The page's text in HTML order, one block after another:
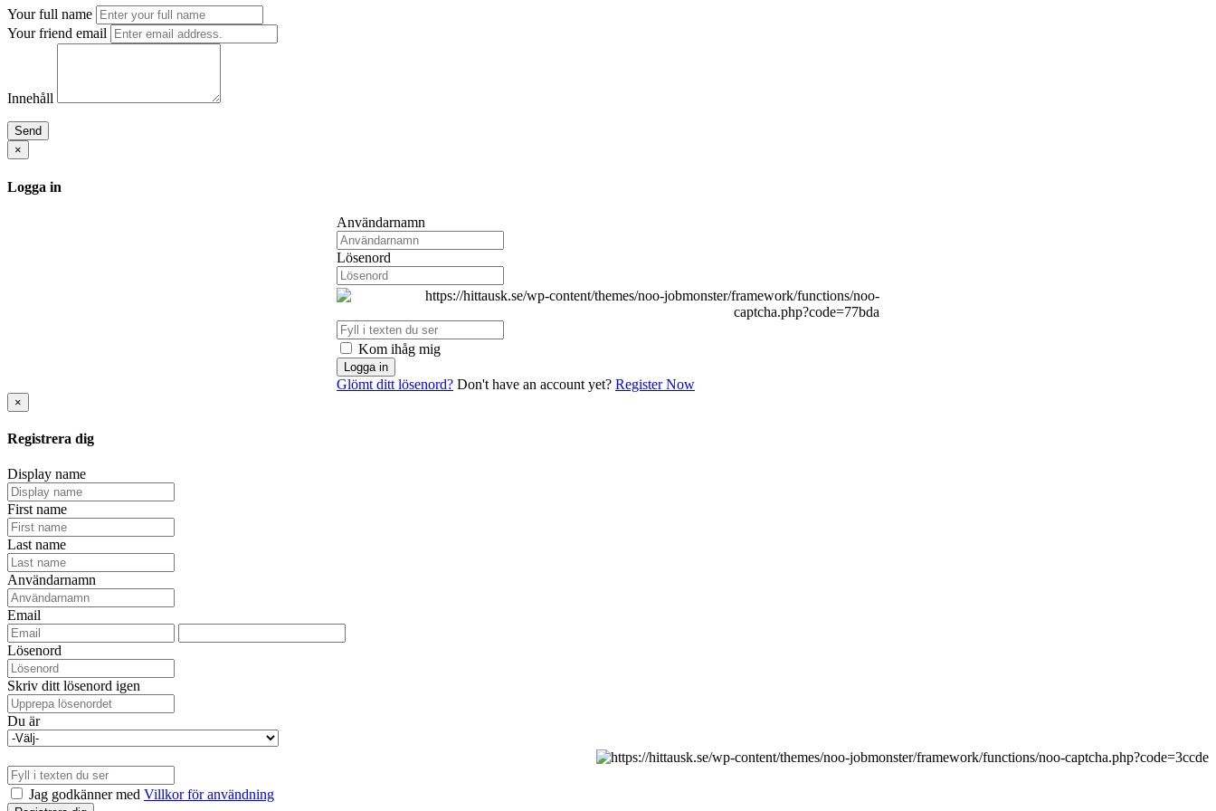
Your full name
Your friend email
Innehåll
Send
×
Logga in
Användarnamn
Lösenord
Kom ihåg mig
Logga in
Glömt ditt lösenord? Don't have an account yet? Register Now
×
Registrera dig
Display name
First name
Last name
Användarnamn
Email
Lösenord
Skriv ditt lösenord igen
Du är
Jag godkänner med Villkor för användning